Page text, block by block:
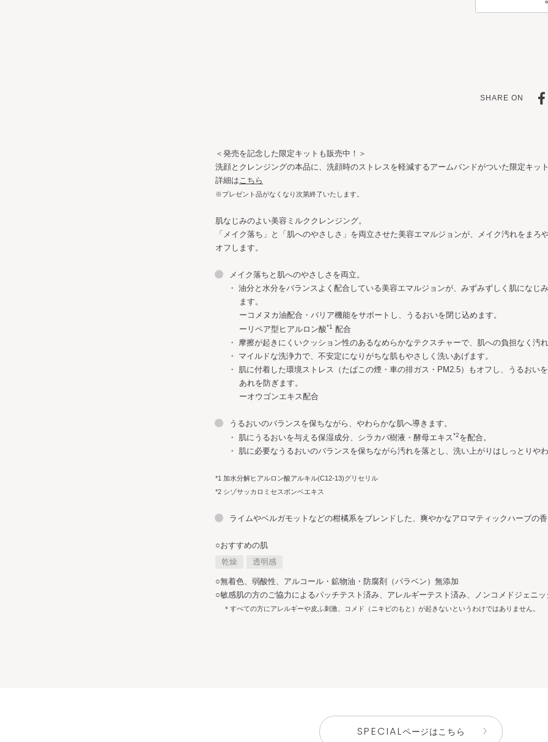
＜発売を記念した限定キットも販売中！＞
洗顔とクレンジングの本品に、洗顔時のストレスを軽減するアームバンドがついた限定キッ
詳細は こちら
※プレゼント品がなくなり次第終了いたします。
肌なじみのよい美容ミルククレンジング。
「メイク落ち」と「肌へのやさしさ」を両立させた美容エマルジョンが、メイク汚れをまろ
オフします。
メイク落ちと肌へのやさしさを両立。
油分と水分をバランスよく配合している美容エマルジョンが、みずみずしく肌になじ
ます。
ーコメヌカ油配合・バリア機能をサポートし、うるおいを閉じ込めます。
ーリペア型ヒアルロン酸*1 配合
摩擦が起きにくいクッション性のあるなめらかなテクスチャーで、肌への負担なく汚
マイルドな洗浄力で、不安定になりがちな肌もやさしく洗いあげます。
肌に付着した環境ストレス（たばこの煙・車の排ガス・PM2.5）もオフし、うるおい
あれを防ぎます。
ーオウゴンエキス配合
うるおいのバランスを保ちながら、やわらかな肌へ導きます。
肌にうるおいを与える保湿成分、シラカバ樹液・酵母エキス*2を配合。
肌に必要なうるおいのバランスを保ちながら汚れを落とし、洗い上がりはしっとりや
*1 加水分解ヒアルロン酸アルキル(C12-13)グリセリル
*2 シゾサッカロミセスポンベエキス
ライムやベルガモットなどの柑橘系をブレンドした、爽やかなアロマティックハーブの
○おすすめの肌
乾燥
透明感
○無着色、弱酸性、アルコール・鉱物油・防腐剤（パラベン）無添加
○敏感肌の方のご協力によるパッチテスト済み、アレルギーテスト済み、ノンコメドジェニ
＊すべての方にアレルギーや皮ふ刺激、コメド（ニキビのもと）が起きないというわけではありません。
SHARE ON
SPECIALページはこちら